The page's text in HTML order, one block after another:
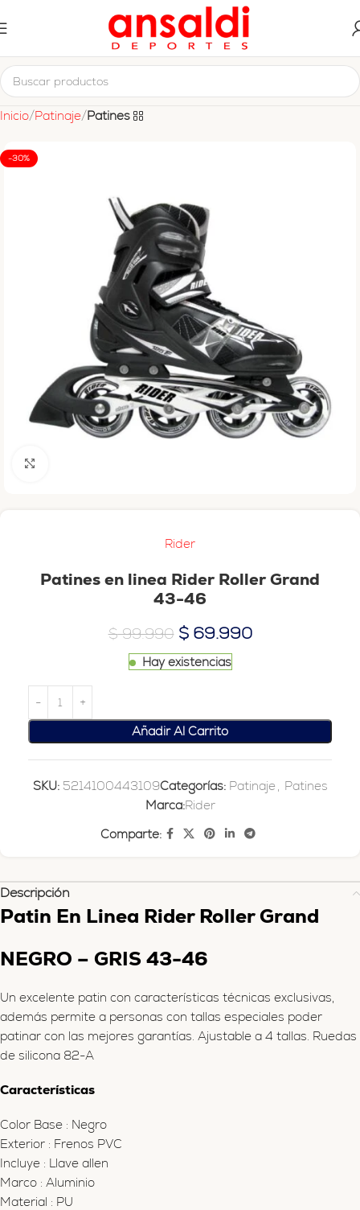
Inicio Patinaje Patines
-30%
Rider
Patines en linea Rider Roller Grand
43-46
$99.990 $69.990
Hay existencias
Añadir Al Carrito
SKU: 5214100443109Categorías: Patinaje , Patines
Marca:Rider
Comparte:
Descripción
Patin En Linea Rider Roller Grand
NEGRO – GRIS 43-46
Un excelente patin con características técnicas exclusivas,
además permite a personas con tallas especiales poder
patinar con las mejores garantías. Ajustable a 4 tallas. Ruedas
de silicona 82-A
Características
Color Base : Negro
Exterior : Frenos PVC
Incluye : Llave allen
Marco : Aluminio
Material : PU